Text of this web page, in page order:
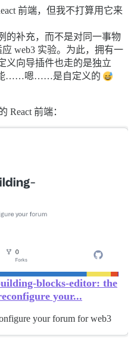
前端，但我不打算用它来
的补充，而不是对同一事物
web3 实验。为此，拥有一
义向导插件也走的是独立
能……嗯……是自定义的
React 前端：
blocks-editor: the
your...
your forum for web3